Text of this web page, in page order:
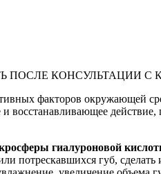
КОНСУЛЬТАЦИИ С
факторов окружающей
восстанавливающее
гиалуроновой
потрескавшихся губ,